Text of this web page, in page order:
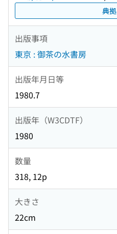
典拠
出版事項
東京 : 御茶の水書房
出版年月日等
1980.7
出版年（W3CDTF）
1980
数量
318, 12p
大きさ
22cm